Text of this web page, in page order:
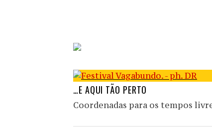
…E AQUI TÃO PERTO
Coordenadas para os tempos